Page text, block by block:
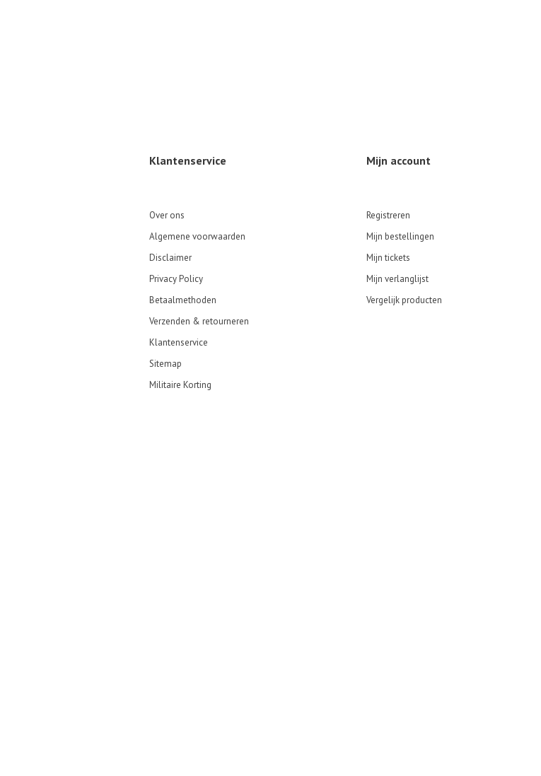
Klantenservice
Over ons
Algemene voorwaarden
Disclaimer
Privacy Policy
Betaalmethoden
Verzenden & retourneren
Klantenservice
Sitemap
Militaire Korting
Mijn account
Registreren
Mijn bestellingen
Mijn tickets
Mijn verlanglijst
Vergelijk producten